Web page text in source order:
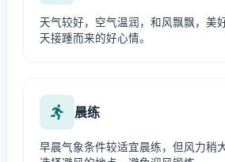
天气较好，空气温润，和风飘飘，美
天接踵而来的好心情。
晨练
早晨气象条件较适宜晨练，但风力稍